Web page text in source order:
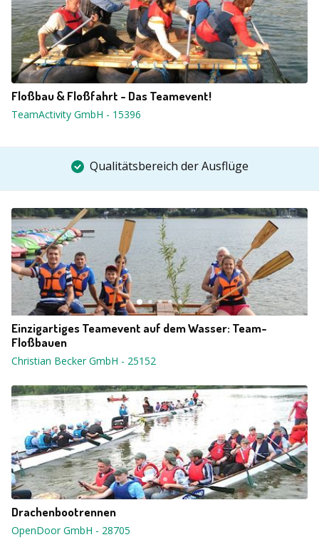
Floßbau & Floßfahrt - Das Teamevent!
TeamActivity GmbH - 15396
Qualitätsbereich der Ausflüge
Einzigartiges Teamevent auf dem Wasser: Team-
Floßbauen
Christian Becker GmbH - 25152
Drachenbootrennen
OpenDoor GmbH - 28705